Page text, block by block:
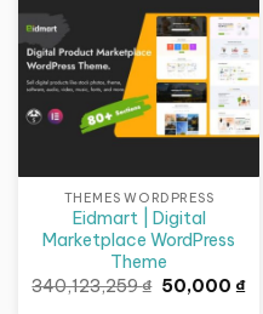
THEMES WORDPRESS
Eidmart | Digital
Marketplace WordPress
Theme
340,123,259₫ Giá
gốc
50,000 ₫Giá